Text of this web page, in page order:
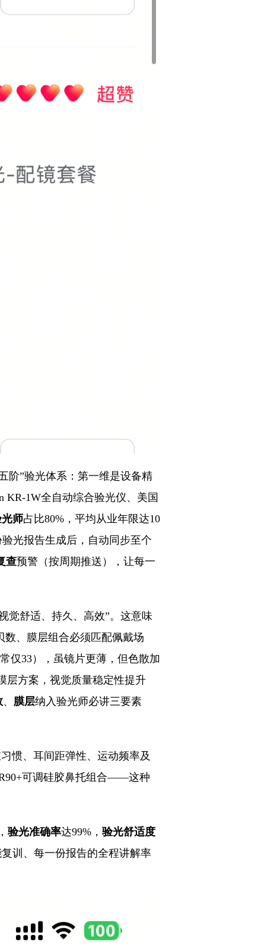
阶”验光体系：第一维是设备精
KR-1W全自动综合验光仪、美国
师占比80%，平均从业年限达10
光报告生成后，自动同步至个
查预警（按周期推送），让每一
觉舒适、持久、高效”。这意味
数、膜层组合必须匹配佩戴场
仅33），虽镜片更薄，但色散加
层方案，视觉质量稳定性提升
、 膜层纳入验光师必讲三要素
惯、耳间距弹性、运动频率及
可调硅胶鼻托组合——这种
验光准确率达99%， 验光舒适度
训、每一份报告的全程讲解率